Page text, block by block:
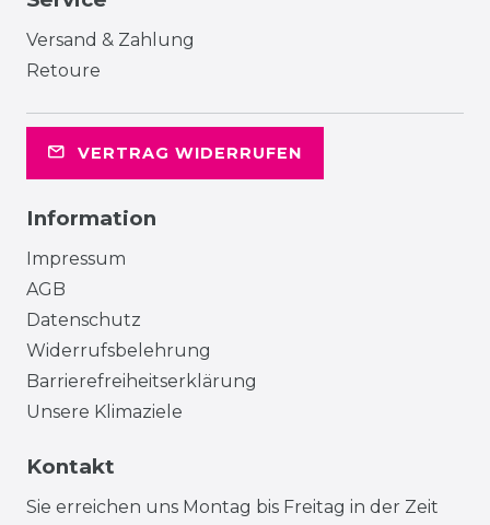
Versand & Zahlung
Retoure
VERTRAG WIDERRUFEN
Information
Impressum
AGB
Datenschutz
Widerrufsbelehrung
Barrierefreiheitserklärung
Unsere Klimaziele
Kontakt
Sie erreichen uns Montag bis Freitag in der Zeit